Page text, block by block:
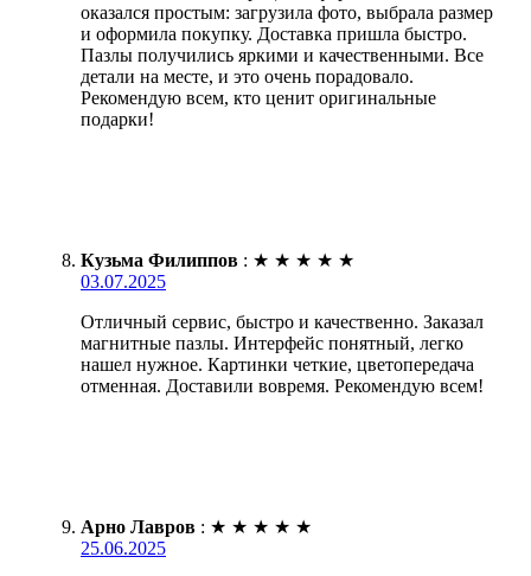
оказался простым: загрузила фото, выбрала размер
и оформила покупку. Доставка пришла быстро.
Пазлы получились яркими и качественными. Все
детали на месте, и это очень порадовало.
Рекомендую всем, кто ценит оригинальные
подарки!
Кузьма Филиппов : ★ ★ ★ ★ ★
03.07.2025
Отличный сервис, быстро и качественно. Заказал
магнитные пазлы. Интерфейс понятный, легко
нашел нужное. Картинки четкие, цветопередача
отменная. Доставили вовремя. Рекомендую всем!
Арно Лавров : ★ ★ ★ ★ ★
25.06.2025